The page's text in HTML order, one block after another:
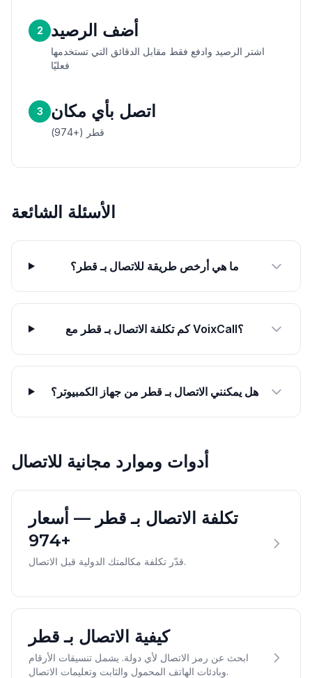
2 أضف الرصيد
اشتر الرصيد وادفع فقط مقابل الدقائق التي تستخدمها
فعليًا
3 اتصل بأي مكان
قطر (+974)
الأسئلة الشائعة
ما هي أرخص طريقة للاتصال بـ قطر؟
كم تكلفة الاتصال بـ قطر مع VoixCall؟
هل يمكنني الاتصال بـ قطر من جهاز الكمبيوتر؟
أدوات وموارد مجانية للاتصال
تكلفة الاتصال بـ قطر — أسعار
+974
قدّر تكلفة مكالمتك الدولية قبل الاتصال.
كيفية الاتصال بـ قطر
ابحث عن رمز الاتصال لأي دولة. يشمل تنسيقات الأرقام
وبادئات الهاتف المحمول والثابت وتعليمات الاتصال.